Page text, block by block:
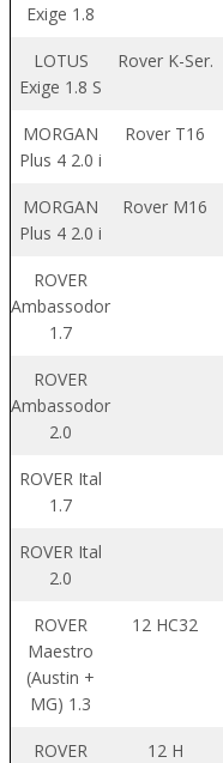
Exige 1.8
LOTUS
Exige 1.8 S
Rover K-Ser.
MORGAN
Plus 4 2.0 i
Rover T16
MORGAN
Plus 4 2.0 i
Rover M16
ROVER
Ambassodor
1.7
ROVER
Ambassodor
2.0
ROVER Ital
1.7
ROVER Ital
2.0
ROVER
Maestro
(Austin +
MG) 1.3
12 HC32
ROVER
12 H